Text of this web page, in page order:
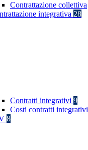
Contrattazione collettiva
integrativa 28
Contratti integrativi 9
Costi contratti integrativi
8